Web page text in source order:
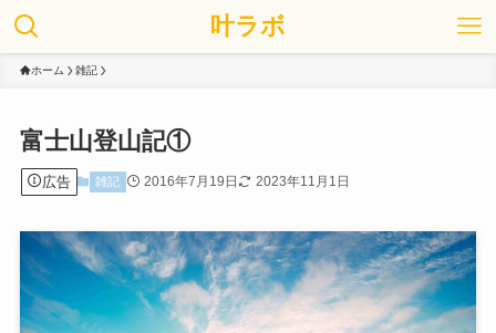
叶ラボ
ホーム 雑記
富士山登山記①
広告 雑記 2016年7月19日 2023年11月1日